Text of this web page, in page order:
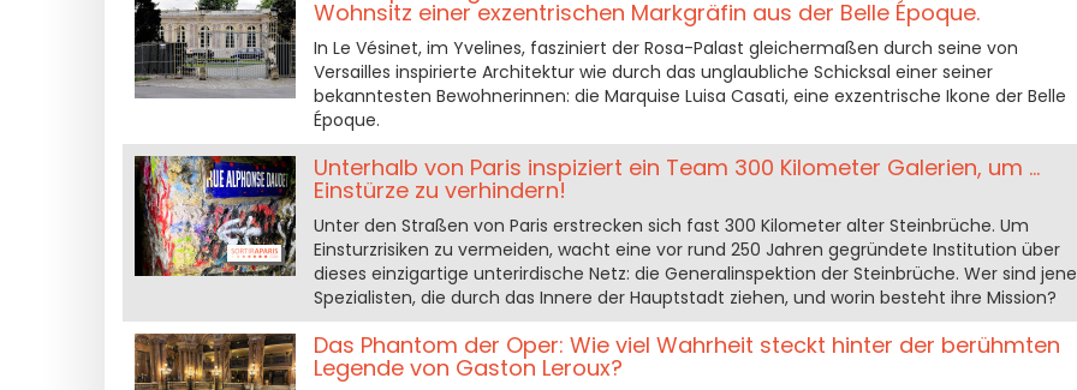
Wohnsitz einer exzentrischen Markgräfin aus der Belle Époque.
In Le Vésinet, im Yvelines, fasziniert der Rosa-Palast gleichermaßen durch seine von
Versailles inspirierte Architektur wie durch das unglaubliche Schicksal einer seiner
bekanntesten Bewohnerinnen: die Marquise Luisa Casati, eine exzentrische Ikone der Belle
Époque.
Unterhalb von Paris inspiziert ein Team 300 Kilometer Galerien, um ...
Einstürze zu verhindern!
Unter den Straßen von Paris erstrecken sich fast 300 Kilometer alter Steinbrüche. Um
Einsturzrisiken zu vermeiden, wacht eine vor rund 250 Jahren gegründete Institution über
dieses einzigartige unterirdische Netz: die Generalinspektion der Steinbrüche. Wer sind jene
Spezialisten, die durch das Innere der Hauptstadt ziehen, und worin besteht ihre Mission?
Das Phantom der Oper: Wie viel Wahrheit steckt hinter der berühmten
Legende von Gaston Leroux?